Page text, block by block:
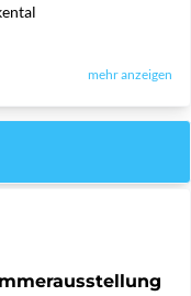
mehr anzeigen